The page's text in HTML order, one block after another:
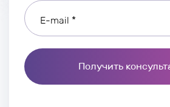
E-mail *
Получить